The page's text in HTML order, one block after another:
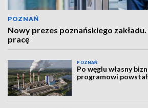
POZNAŃ
Nowy prezes poznańskiego zakładu.
pracę
POZNAŃ
Po węglu własny
programowi